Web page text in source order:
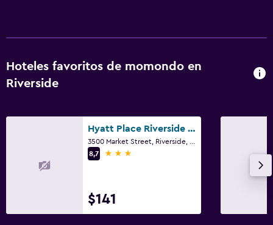
Estacionamiento gratuito
Estacionamiento privado
Habitación
Piscina al aire libre
Hoteles favoritos de momondo en
Riverside
Hyatt Place Riverside Downtown
8,7
3 estrellas
$141